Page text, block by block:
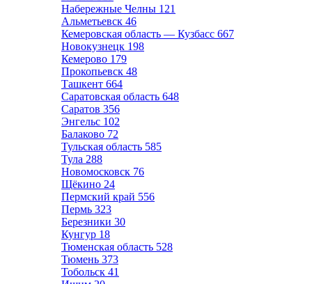
Набережные Челны 121
Альметьевск 46
Кемеровская область — Кузбасс 667
Новокузнецк 198
Кемерово 179
Прокопьевск 48
Ташкент 664
Саратовская область 648
Саратов 356
Энгельс 102
Балаково 72
Тульская область 585
Тула 288
Новомосковск 76
Щёкино 24
Пермский край 556
Пермь 323
Березники 30
Кунгур 18
Тюменская область 528
Тюмень 373
Тобольск 41